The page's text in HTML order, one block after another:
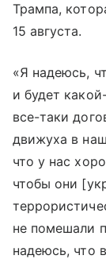
Трампа,
15 августа.
«Я надеюсь,
и будет
все-таки
движуха в
что у нас
чтобы они
не помешали
надеюсь, что